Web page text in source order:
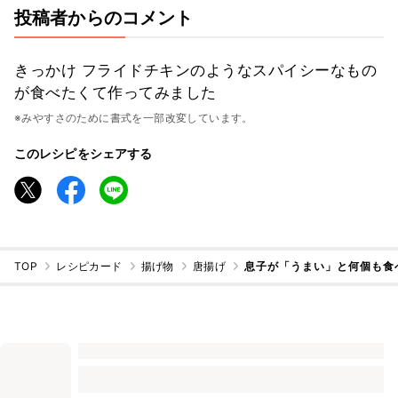
投稿者からのコメント
きっかけ フライドチキンのようなスパイシーなもの
が食べたくて作ってみました
※みやすさのために書式を一部改変しています。
このレシピをシェアする
TOP レシピカード 揚げ物 唐揚げ 息子が「うまい」と何個も